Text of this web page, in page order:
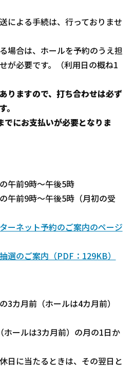
による手続は、行っておりませ
場合は、ホールを予約のうえ担
が必要です。（利用日の概ね1
りますので、打ち合わせは必ず
でにお支払いが必要となりま
前9時～午後5時
～午後5時（月初の受
ーネット予約のご案内のページ
選のご案内（PDF：129KB）
3カ月前（ホールは4カ月前）
ールは3カ月前）の月の1日か
日に当たるときは、その翌日と